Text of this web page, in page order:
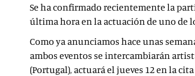
Se ha confirmado recientemente la
última hora en la actuación de uno de
Como ya anunciamos hace unas
ambos eventos se intercambiarán
(Portugal), actuará el jueves 12 en la